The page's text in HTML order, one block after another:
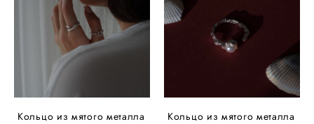
Кольцо из мятого металла
Кольцо из мятого металла